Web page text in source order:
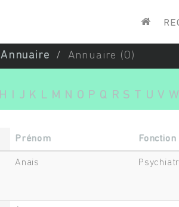
Annuaire Annuaire (O)
H J K L M N O P Q R S T U V W
Prénom Fonction
Anais